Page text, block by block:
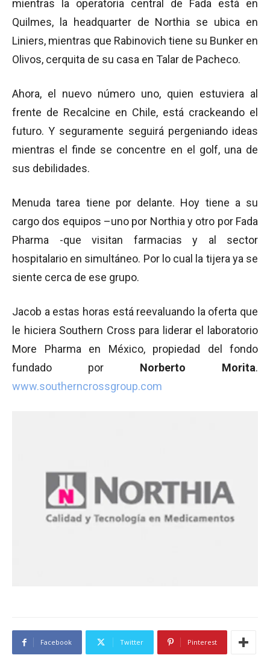
mientras la operatoria central de Fada está en
Quilmes, la headquarter de Northia se ubica en
Liniers, mientras que Rabinovich tiene su Bunker en
Olivos, cerquita de su casa en Talar de Pacheco.
Ahora, el nuevo número uno, quien estuviera al
frente de Recalcine en Chile, está crackeando el
futuro. Y seguramente seguirá pergeniando ideas
mientras el finde se concentre en el golf, una de
sus debilidades.
Menuda tarea tiene por delante. Hoy tiene a su
cargo dos equipos –uno por Northia y otro por Fada
Pharma -que visitan farmacias y al sector
hospitalario en simultáneo. Por lo cual la tijera ya se
siente cerca de ese grupo.
Jacob a estas horas está reevaluando la oferta que
le hiciera Southern Cross para liderar el laboratorio
More Pharma en México, propiedad del fondo
fundado por Norberto Morita.
www.southerncrossgroup.com
Facebook Twitter Pinterest